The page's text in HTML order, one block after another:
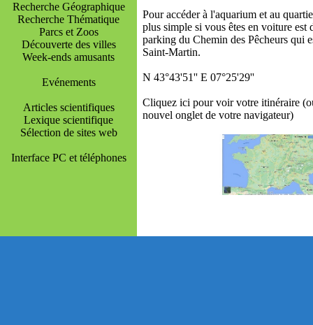
Pour accéder à l'aquarium et au
plus simple si vous êtes en voiture est
parking du Chemin des Pêcheurs qui
Saint-Martin.
N 43°43'51'' E 07°25'29''
Cliquez ici pour voir votre itinéraire
nouvel onglet de votre navigateur)
Recherche Géographique
Recherche Thématique
Parcs et Zoos
Découverte des villes
Week-ends amusants
Evénements
Articles scientifiques
Lexique scientifique
Sélection de sites web
Interface PC et téléphones